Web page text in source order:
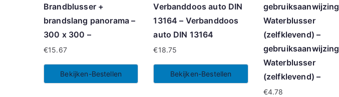
Brandblusser +
brandslang panorama –
300 x 300 –
€15.67
Bekijken-Bestellen
Verbanddoos auto DIN
13164 – Verbanddoos
auto DIN 13164
€18.75
Bekijken-Bestellen
gebruiksaanwijzing
Waterblusser
(zelfklevend) –
gebruiksaanwijzing
Waterblusser
(zelfklevend) –
€4.78